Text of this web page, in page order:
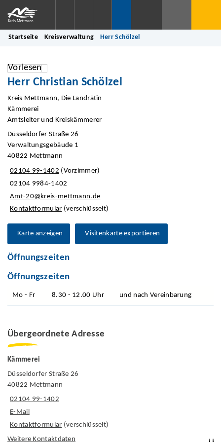
Startseite Kreisverwaltung Herr Schölzel
Vorlesen
Herr Christian Schölzel
Kreis Mettmann, Die Landrätin
Kämmerei
Amtsleiter und Kreiskämmerer
Düsseldorfer Straße 26
Verwaltungsgebäude 1
40822 Mettmann
02104 99-1402 (Vorzimmer)
02104 9984-1402
Amt-20@kreis-mettmann.de
Kontaktformular (verschlüsselt)
Karte anzeigen Visitenkarte exportieren
Öffnungszeiten
Öffnungszeiten
Mo - Fr 8.30 - 12.00 Uhr und nach Vereinbarung
Übergeordnete Adresse
Kämmerei
Düsseldorfer Straße 26
40822 Mettmann
02104 99-1402
E-Mail
Kontaktformular (verschlüsselt)
Weitere Kontaktdaten